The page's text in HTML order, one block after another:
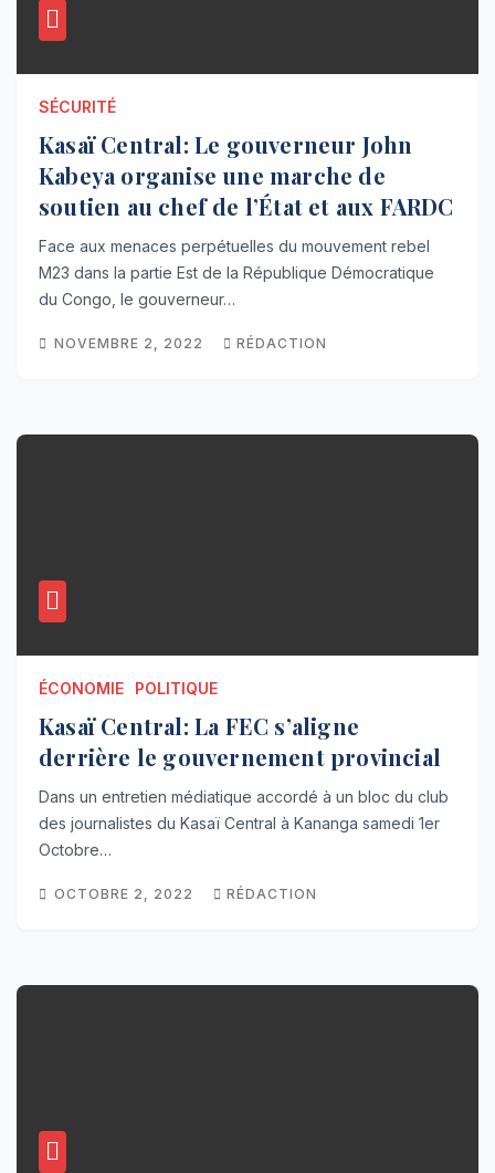
SÉCURITÉ
Kasaï Central: Le gouverneur John
Kabeya organise une marche de
soutien au chef de l’État et aux FARDC
Face aux menaces perpétuelles du mouvement rebel
M23 dans la partie Est de la République Démocratique
du Congo, le gouverneur…
NOVEMBRE 2, 2022 RÉDACTION
ÉCONOMIE POLITIQUE
Kasaï Central: La FEC s’aligne
derrière le gouvernement provincial
Dans un entretien médiatique accordé à un bloc du club
des journalistes du Kasaï Central à Kananga samedi 1er
Octobre…
OCTOBRE 2, 2022 RÉDACTION